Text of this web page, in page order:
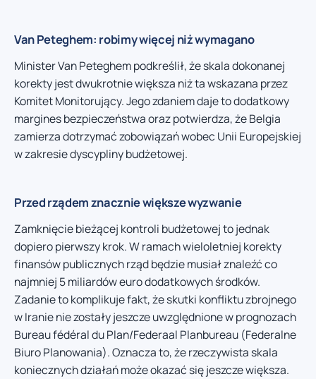
Van Peteghem: robimy więcej niż wymagano
Minister Van Peteghem podkreślił, że skala dokonanej
korekty jest dwukrotnie większa niż ta wskazana przez
Komitet Monitorujący. Jego zdaniem daje to dodatkowy
margines bezpieczeństwa oraz potwierdza, że Belgia
zamierza dotrzymać zobowiązań wobec Unii Europejskiej
w zakresie dyscypliny budżetowej.
Przed rządem znacznie większe wyzwanie
Zamknięcie bieżącej kontroli budżetowej to jednak
dopiero pierwszy krok. W ramach wieloletniej korekty
finansów publicznych rząd będzie musiał znaleźć co
najmniej 5 miliardów euro dodatkowych środków.
Zadanie to komplikuje fakt, że skutki konfliktu zbrojnego
w Iranie nie zostały jeszcze uwzględnione w prognozach
Bureau fédéral du Plan/Federaal Planbureau (Federalne
Biuro Planowania). Oznacza to, że rzeczywista skala
koniecznych działań może okazać się jeszcze większa.